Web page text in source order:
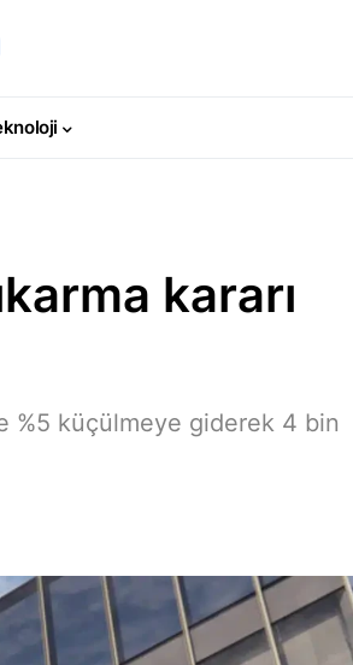
kararı
%5 küçülmeye giderek 4 bin